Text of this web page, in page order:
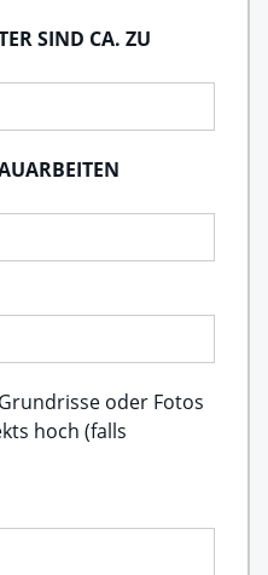
SIND CA. ZU
oder Fotos
hoch (falls